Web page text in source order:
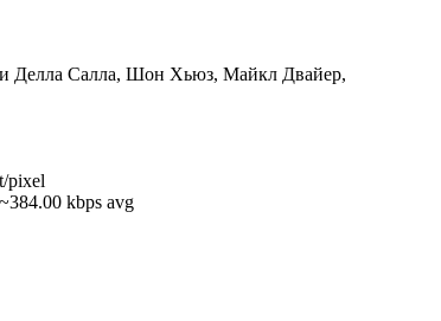
Делла Салла, Шон Хьюз, Майкл Двайер,
pixel
kbps avg